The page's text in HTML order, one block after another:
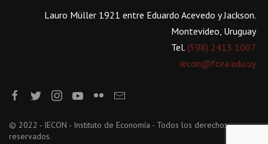
Lauro Müller 1921 entre Eduardo Acevedo y Jackson.
Montevideo, Uruguay
Tel. (598) 2413 1007
iecon@fcea.edu.uy
© 2022 - IECON - Instituto de Economía - Todos los derechos
reservados.